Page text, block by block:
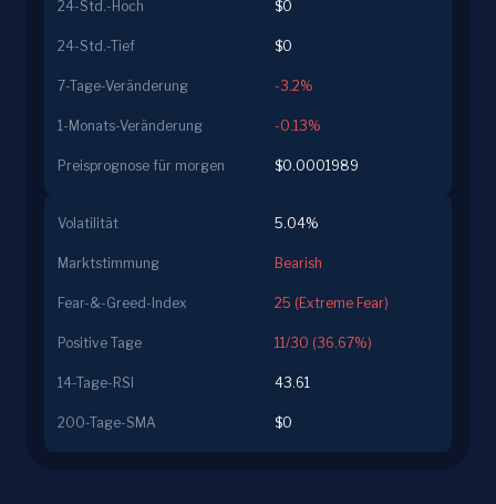
24-Std.-Hoch $0
24-Std.-Tief $0
7-Tage-Veränderung -3.2%
1-Monats-Veränderung -0.13%
Preisprognose für morgen $0.0001989
Volatilität 5.04%
Marktstimmung Bearish
Fear-&-Greed-Index 25 (Extreme Fear)
Positive Tage 11/30 (36.67%)
14-Tage-RSI 43.61
200-Tage-SMA $0